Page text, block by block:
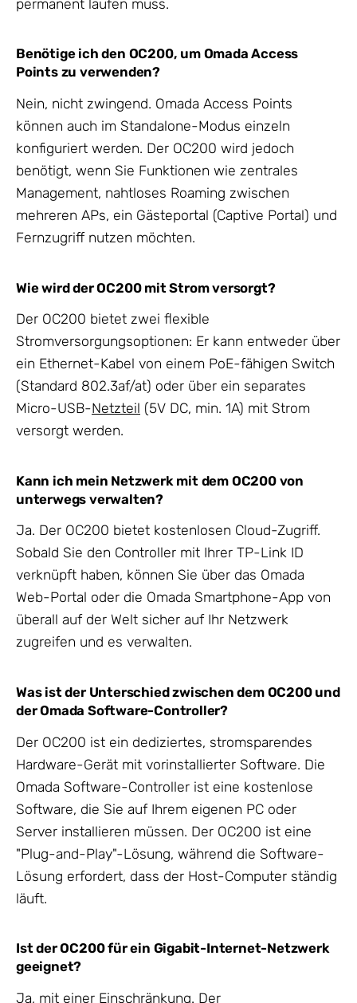
permanent laufen muss.
Benötige ich den OC200, um Omada Access
Points zu verwenden?
Nein, nicht zwingend. Omada Access Points
können auch im Standalone-Modus einzeln
konfiguriert werden. Der OC200 wird jedoch
benötigt, wenn Sie Funktionen wie zentrales
Management, nahtloses Roaming zwischen
mehreren APs, ein Gästeportal (Captive Portal) und
Fernzugriff nutzen möchten.
Wie wird der OC200 mit Strom versorgt?
Der OC200 bietet zwei flexible
Stromversorgungsoptionen: Er kann entweder über
ein Ethernet-Kabel von einem PoE-fähigen Switch
(Standard 802.3af/at) oder über ein separates
Micro-USB-Netzteil (5V DC, min. 1A) mit Strom
versorgt werden.
Kann ich mein Netzwerk mit dem OC200 von
unterwegs verwalten?
Ja. Der OC200 bietet kostenlosen Cloud-Zugriff.
Sobald Sie den Controller mit Ihrer TP-Link ID
verknüpft haben, können Sie über das Omada
Web-Portal oder die Omada Smartphone-App von
überall auf der Welt sicher auf Ihr Netzwerk
zugreifen und es verwalten.
Was ist der Unterschied zwischen dem OC200 und
der Omada Software-Controller?
Der OC200 ist ein dediziertes, stromsparendes
Hardware-Gerät mit vorinstallierter Software. Die
Omada Software-Controller ist eine kostenlose
Software, die Sie auf Ihrem eigenen PC oder
Server installieren müssen. Der OC200 ist eine
"Plug-and-Play"-Lösung, während die Software-
Lösung erfordert, dass der Host-Computer ständig
läuft.
Ist der OC200 für ein Gigabit-Internet-Netzwerk
geeignet?
Ja, mit einer Einschränkung. Der